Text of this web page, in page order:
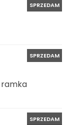
SPRZEDAM
SPRZEDAM
ramka
SPRZEDAM